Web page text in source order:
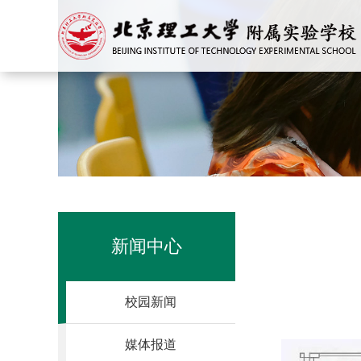
新闻中心
校园新闻
媒体报道